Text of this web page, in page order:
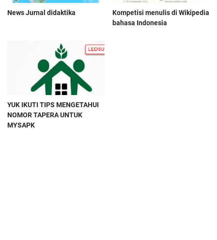
News Jurnal didaktika
Kompetisi menulis di Wikipedia
bahasa Indonesia
YUK IKUTI TIPS MENGETAHUI
NOMOR TAPERA UNTUK
MYSAPK